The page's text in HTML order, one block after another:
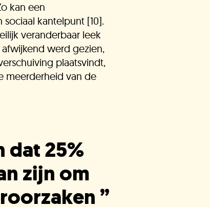
kan een
kantelpunt [10].
veranderbaar leek
werd gezien,
plaatsvindt,
meerderheid van de
dat 25%
zijn om
”